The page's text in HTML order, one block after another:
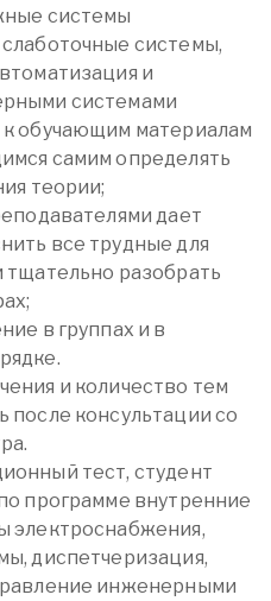
системы
системы,
и
системами
обучающим материалам
самим определять
теории;
дает
все трудные для
разобрать
в группах и в
и количество тем
после консультации со
тест, студент
программе внутренние
электроснабжения,
диспетчеризация,
инженерными